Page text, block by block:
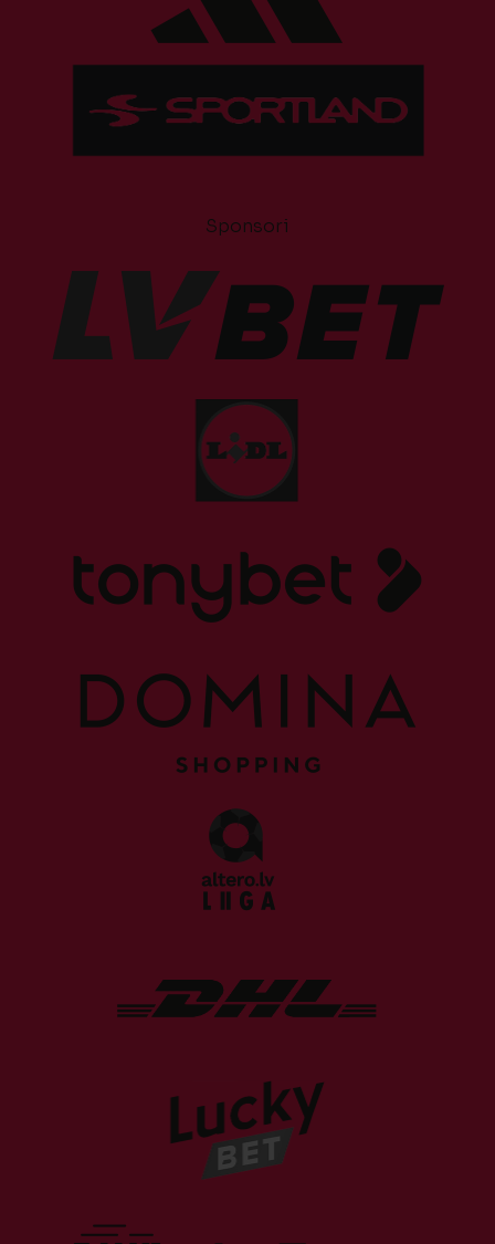
Sponsori